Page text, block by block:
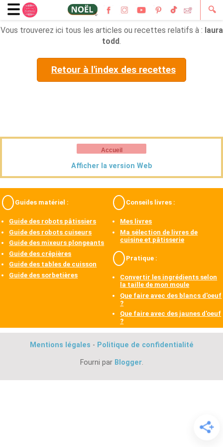
🔍
Vous trouverez ici tous les articles ou recettes relatifs à : laura
todd
Retour à l'index des recettes
Accueil
Afficher la version Web
Guides matériel :
Guide des robots pâtissiers
Guide des robots cuiseurs
Guide des mixeurs plongeants
Guide des crêpières
Guide des tables de cuisson
Guide des sorbetières
Conseils livres :
Mes livres
Ma sélection de livres de
cuisine et pâtisserie
Pratique :
Convertir les ingrédients selon
la taille de mon moule
Que faire avec des blancs d'oeuf
?
Que faire avec des jaunes d'oeuf
?
Mentions légales - Politique de confidentialité
Fourni par Blogger.